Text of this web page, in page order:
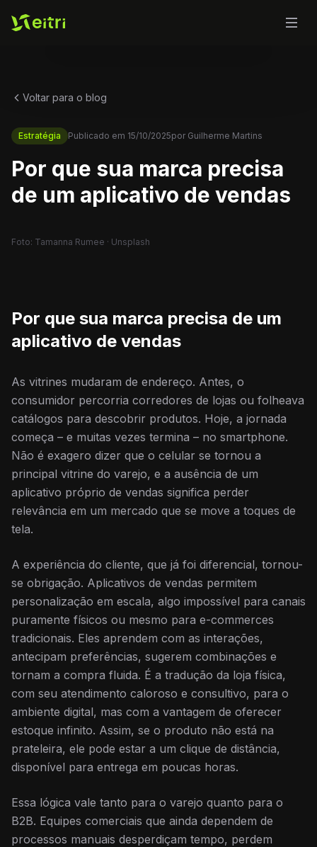
Voltar para o blog
Estratégia Publicado em 15/10/2025por Guilherme Martins
Por que sua marca precisa
de um aplicativo de vendas
Foto: Tamanna Rumee · Unsplash
Por que sua marca precisa de um
aplicativo de vendas
As vitrines mudaram de endereço. Antes, o
consumidor percorria corredores de lojas ou folheava
catálogos para descobrir produtos. Hoje, a jornada
começa – e muitas vezes termina – no smartphone.
Não é exagero dizer que o celular se tornou a
principal vitrine do varejo, e a ausência de um
aplicativo próprio de vendas significa perder
relevância em um mercado que se move a toques de
tela.
A experiência do cliente, que já foi diferencial, tornou-
se obrigação. Aplicativos de vendas permitem
personalização em escala, algo impossível para canais
puramente físicos ou mesmo para e-commerces
tradicionais. Eles aprendem com as interações,
antecipam preferências, sugerem combinações e
tornam a compra fluida. É a tradução da loja física,
com seu atendimento caloroso e consultivo, para o
ambiente digital, mas com a vantagem de oferecer
estoque infinito. Assim, se o produto não está na
prateleira, ele pode estar a um clique de distância,
disponível para entrega em poucas horas.
Essa lógica vale tanto para o varejo quanto para o
B2B. Equipes comerciais que ainda dependem de
processos manuais desperdiçam tempo, perdem